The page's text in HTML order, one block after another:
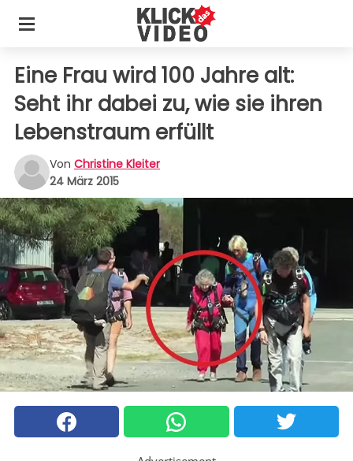
Eine Frau wird 100 Jahre alt:
Seht ihr dabei zu, wie sie ihren
Lebenstraum erfüllt
Von Christine Kleiter
24 März 2015